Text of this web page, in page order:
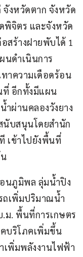
งหวัดตาก จังหวัด
พิจิตร และจังหวัด
สร้างฝายพับได้ 1
นดำเนินการ
ทาความเดือดร้อน
ที่ อีกทั้งมีแผน
ำผ่านคลองวังยาง
นับสนุนโดยสำนัก
เข้าไปยังพื้นที่
นภูมิพล ลุ่มน้ำปิง
ถเพิ่มปริมาณน้ำ
ม. พื้นที่การเกษตร
บริโภคเพิ่มขึ้น
พิ่มพลังงานไฟฟ้า